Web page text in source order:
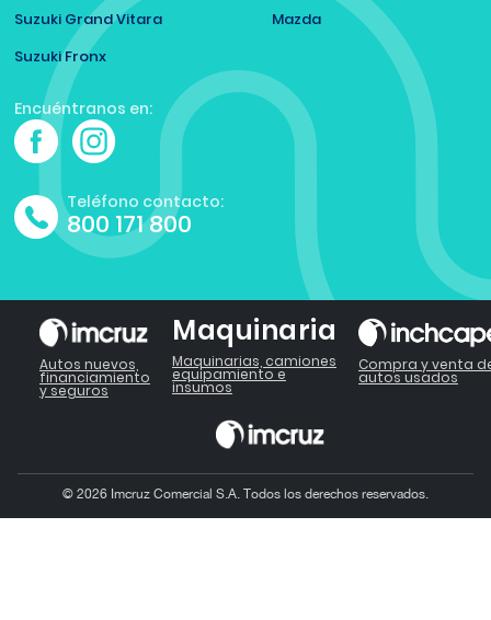
Suzuki Grand Vitara
Suzuki Fronx
Mazda
Encuéntranos en:
Teléfono contacto:
800 171 800
Autos nuevos,
financiamiento
y seguros
Maquinaria
Maquinarias, camiones
equipamiento e
insumos
Compra y venta
autos usados
© 2026 Imcruz Comercial S.A. Todos los derechos reservados.